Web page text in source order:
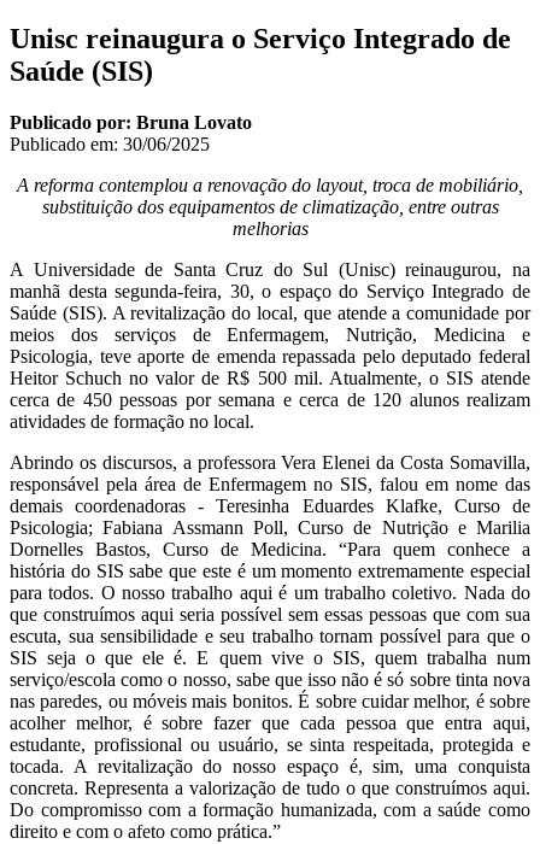
Unisc reinaugura o Serviço Integrado de
Saúde (SIS)
Publicado por: Bruna Lovato
Publicado em: 30/06/2025
A reforma contemplou a renovação do layout, troca de mobiliário,
substituição dos equipamentos de climatização, entre outras
melhorias
A Universidade de Santa Cruz do Sul (Unisc) reinaugurou, na
manhã desta segunda-feira, 30, o espaço do Serviço Integrado de
Saúde (SIS). A revitalização do local, que atende a comunidade por
meios dos serviços de Enfermagem, Nutrição, Medicina e
Psicologia, teve aporte de emenda repassada pelo deputado federal
Heitor Schuch no valor de R$ 500 mil. Atualmente, o SIS atende
cerca de 450 pessoas por semana e cerca de 120 alunos realizam
atividades de formação no local.
Abrindo os discursos, a professora Vera Elenei da Costa Somavilla,
responsável pela área de Enfermagem no SIS, falou em nome das
demais coordenadoras - Teresinha Eduardes Klafke, Curso de
Psicologia; Fabiana Assmann Poll, Curso de Nutrição e Marilia
Dornelles Bastos, Curso de Medicina. “Para quem conhece a
história do SIS sabe que este é um momento extremamente especial
para todos. O nosso trabalho aqui é um trabalho coletivo. Nada do
que construímos aqui seria possível sem essas pessoas que com sua
escuta, sua sensibilidade e seu trabalho tornam possível para que o
SIS seja o que ele é. E quem vive o SIS, quem trabalha num
serviço/escola como o nosso, sabe que isso não é só sobre tinta nova
nas paredes, ou móveis mais bonitos. É sobre cuidar melhor, é sobre
acolher melhor, é sobre fazer que cada pessoa que entra aqui,
estudante, profissional ou usuário, se sinta respeitada, protegida e
tocada. A revitalização do nosso espaço é, sim, uma conquista
concreta. Representa a valorização de tudo o que construímos aqui.
Do compromisso com a formação humanizada, com a saúde como
direito e com o afeto como prática.”